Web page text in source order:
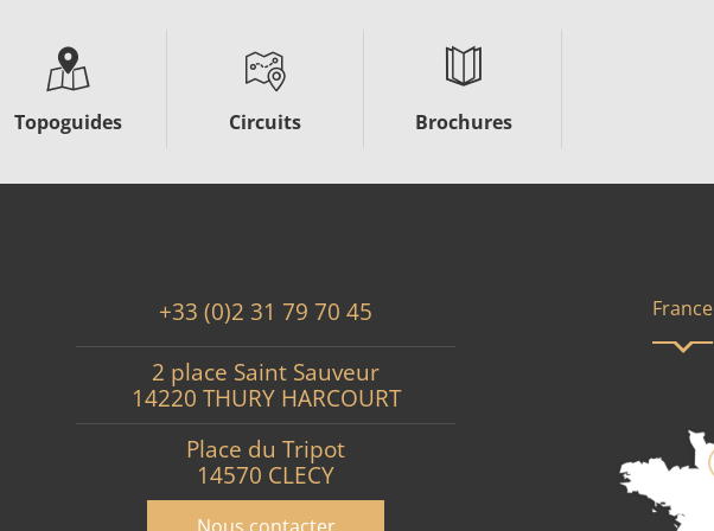
Topoguides Circuits Brochures
+33 (0)2 31 79 70 45
2 place Saint Sauveur
14220 THURY HARCOURT
Place du Tripot
14570 CLECY
France